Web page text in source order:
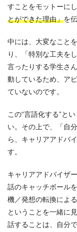
すことをモットーに
とができた理由」を
中には、大変なこと
り、「特別な工夫を
言ったりする学生さ
動しているため、ア
ていないのです。
この“言語化する”と
い。その上で、「自
ら、キャリアアドバ
す。
キャリアアドバイザ
話のキャッチボール
機／発想の転換によ
ということを一緒に
話することは、自分